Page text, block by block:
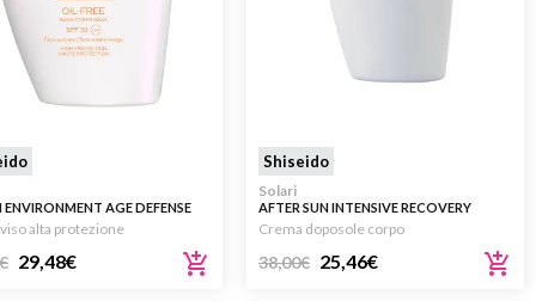
ENVIRONMENT AGE DEFENSE
SPF30 30ML
alta protezione
€ 29,48€
Shiseido
Solari
AFTER SUN INTENSIVE RECOVERY
EMULSION 150ML
Crema doposole corpo
38,00€ 25,46€